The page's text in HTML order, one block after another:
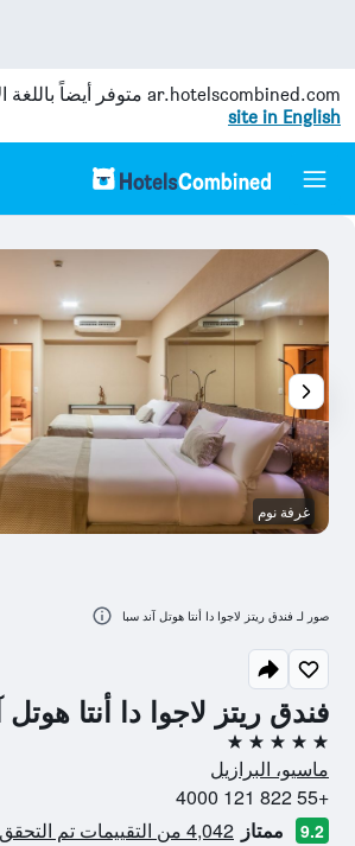
ar.hotelscombined.com متوفر أيضاً باللغة
site in English
فندق ريتز لاجوا دا أنتا هوتل
5 نجوم
ماسيو، البرازيل
+55 822 121 4000
9.2 ممتاز 4,042 من التقييمات تم التحقق منها
غرفة نوم
صور لـ فندق ريتز لاجوا دا أنتا هوتل آند سبا